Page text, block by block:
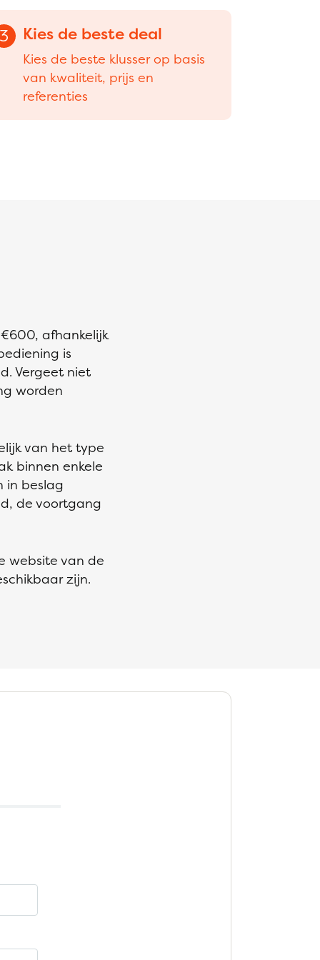
3 Kies de beste deal
Kies de beste klusser op basis
van kwaliteit, prijs en
referenties
afhankelijk
is
Vergeet niet
worden
van het type
binnen enkele
in beslag
de voortgang
website van de
zijn.